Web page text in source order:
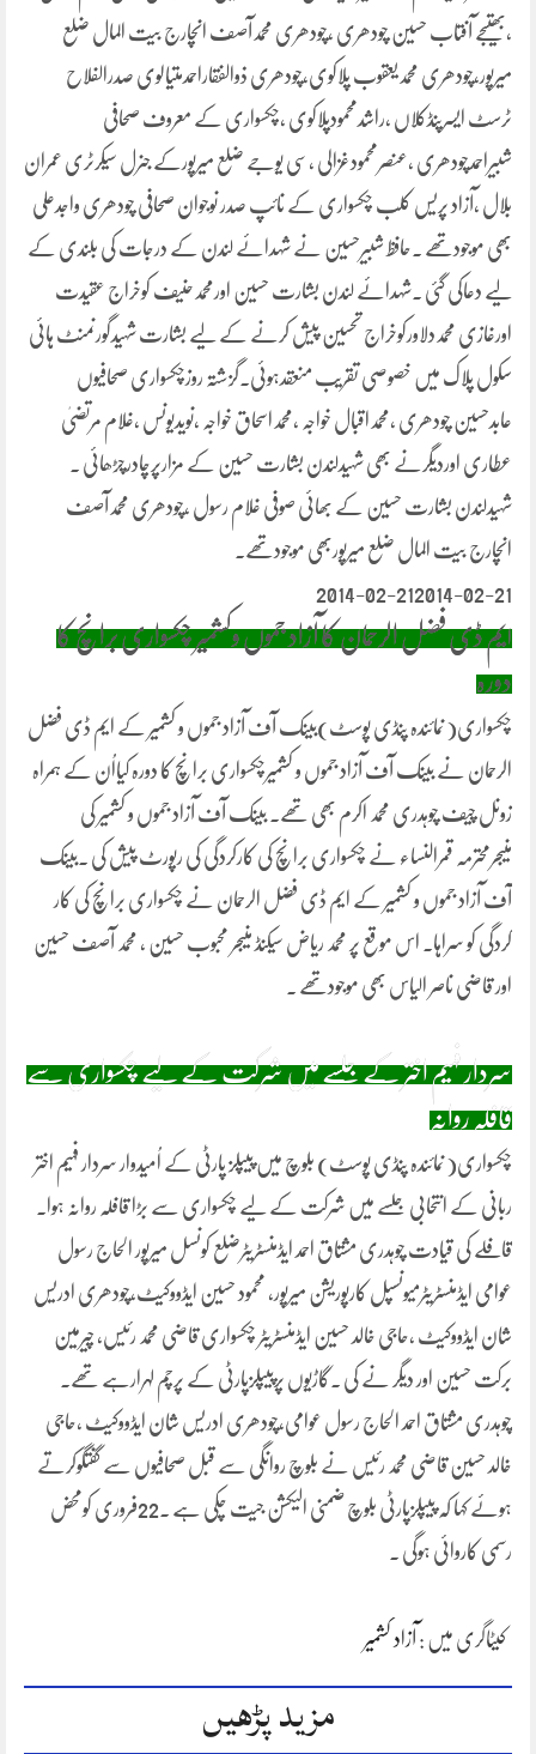
،بھتیجے آفتاب حسین چودھری ،چودھری محمدآصف انچارج بیت المال ضلع
میرپور،چودھری محمدیعقوب پلاکوی،چودھری ذوالفقاراحمدمتیالوی صدرالفلاح
ٹرسٹ ایسرپنڈکلاں ،راشدمحمودپلاکوی ،چکسواری کے معروف صحافی
شبیراحمدچودھری ،عنصرمحمودغزالی ،سی یوجے ضلع میرپورکے جنرل سیکرٹری عمران
بلال ،آزاد پریس کلب چکسواری کے نائپ صدر نوجوان صحافی چودھری واجدعلی
بھی موجودتھے ۔حافظ شبیرحسین نے شہدائے لندن کے درجات کی بلندی کے
لیے دعاکی گئی ۔شہدائے لندن بشارت حسین اورمحمدحنیف کوخراج عقیدت
اورغازی محمددلاورکوخراج تحسین پیش کرنے کے لیے بشارت شہیدگورنمنٹ ہائی
سکول پلاک میں خصوصی تقریب منعقدہوئی۔گزشتہ روزچکسواری صحافیوں
عابدحسین چودھری ،محمداقبال خواجہ ،محمداسحاق خواجہ ،نویدیونس ،غلام مرتضیٰ
عطاری اوردیگرنے بھی شہیدلندن بشارت حسین کے مزارپرچادرچڑھائی ۔
شہیدلندن بشارت حسین کے بھائی صوفی غلام رسول ،چودھری محمدآصف
انچارج بیت المال ضلع میرپوربھی موجودتھے۔
2014-02-212014-02-21
ایم ڈی فضل الرحمان کا آزاد جموں وکشمیر چکسواری برانچ کا
دورہ
چکسواری( نمائندہ پنڈی پوسٹ)بینک آف آزاد جموں و کشمیر کے ایم ڈی فضل
الرحمان نے بینک آف آزاد جموں و کشمیرچکسواری برانچ کا دورہ کیااُن کے ہمراہ
زونل چیف چوہدری محمد اکرم بھی تھے۔ بینک آف آزاد جموں و کشمیر کی
منیجرمحترمہ قمرالنساء نے چکسواری برانچ کی کارکردگی کی رپورٹ پیش کی ۔بینک
آف آزاد جموں و کشمیر کے ایم ڈی فضل الرحمان نے چکسواری برانچ کی کار
کردگی کو سراہا۔ اس موقع پر محمد ریاض سیکنڈ منیجر محبوب حسین ، محمد آصف حسین
اور قاضی ناصر الیاس بھی موجودتھے ۔
سردار فہیم اختر کے جلسے میں شرکت کے لیے چکسواری سے
قافلہ روانہ
چکسواری( نمائندہ پنڈی پوسٹ) بلوچ میں پیپلز پارٹی کے اُمیدوار سردار فہیم اختر
ربانی کے انتحابی جلسے میں شرکت کے لیے چکسواری سے بڑا قافلہ روانہ ہوا۔
قافلے کی قیادت چوہدری مشتاق احمد ایڈمنسٹریٹرضلع کونسل میرپور الحاج رسول
عوامی ایڈمنسٹریٹرمیونسپل کارپوریشن میرپور، محمود حسین ایڈووکیٹ،چودھری ادریس
شان ایڈووکیٹ ،حاجی خالد حسین ایڈمنسٹریٹر چکسواری قاضی محمد رئیس، چیرمین
برکت حسین اور دیگر نے کی ۔گاڑیوں پرپیپلزپارٹی کے پرچم لہرارہے تھے۔
چوہدری مشتاق احمد الحاج رسول عوامی،چودھری ادریس شان ایڈووکیٹ ،حاجی
خالد حسین قاضی محمد رئیس نے بلوچ روانگی سے قبل صحافیوں سے گفتگوکرتے
ہوئے کہا کہ پیپلزپارٹی بلوچ ضمنی الیکشن جیت چکی ہے ۔22فروری کومحض
رسمی کاروائی ہوگی ۔
کیٹاگری میں : آزاد کشمیر
مزید پڑھیں